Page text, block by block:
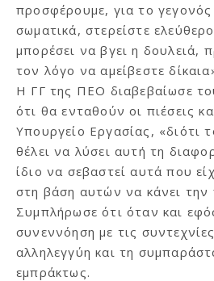
προσφέρουμε, για το γεγονός
σωματικά, στερείστε
μπορέσει να βγει η δουλειά,
τον λόγο να αμείβεστε
Η ΓΓ της ΠΕΟ διαβεβαίωσε
ότι θα ενταθούν οι πιέσεις
Υπουργείο Εργασίας, «διότι
θέλει να λύσει αυτή τη
ίδιο να σεβαστεί αυτά που
στη βάση αυτών να κάνει την
Συμπλήρωσε ότι όταν και
συνεννόηση με τις
αλληλεγγύη και τη
εμπράκτως.